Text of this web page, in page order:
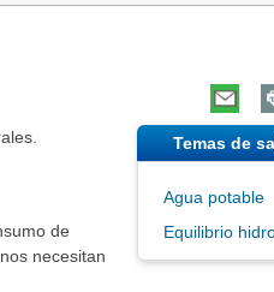
de
necesitan
Temas de
Agua potable
Equilibrio